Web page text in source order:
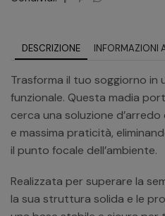
DESCRIZIONE INFORMAZIONI
Trasforma il tuo soggiorno in
funzionale. Questa madia
cerca una soluzione
e massima praticità,
il punto focale dell’ambiente.
Realizzata per superare la
la sua struttura solida e le